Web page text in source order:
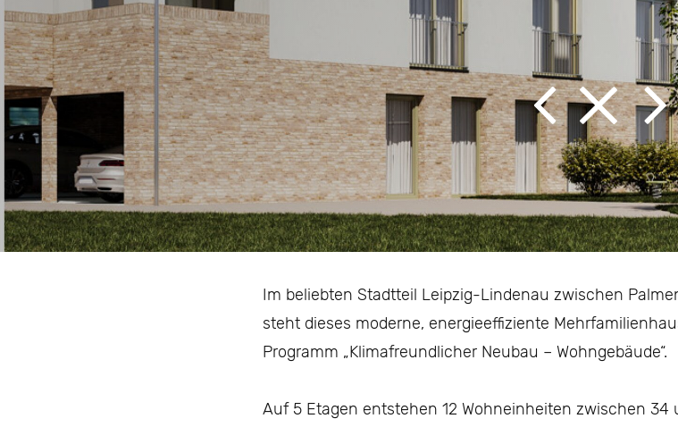
Im beliebten Stadtteil Leipzig-Lindenau zwischen
steht dieses moderne, energieeffiziente
Programm „Klimafreundlicher Neubau – Wohngebäude“.
Auf 5 Etagen entstehen 12 Wohneinheiten zwischen 34